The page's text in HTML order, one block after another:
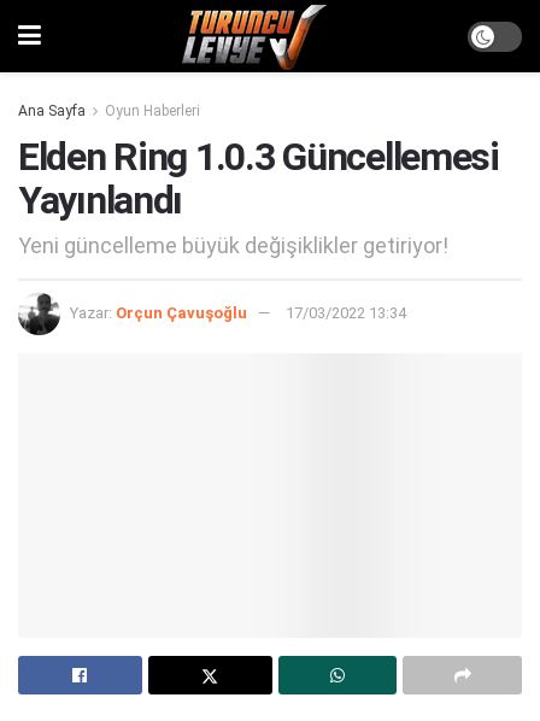
Ana Sayfa Oyun Haberleri
Elden Ring 1.0.3 Güncellemesi
Yayınlandı
Yeni güncelleme büyük değişiklikler getiriyor!
Yazar: Orçun Çavuşoğlu 17/03/2022 13:34